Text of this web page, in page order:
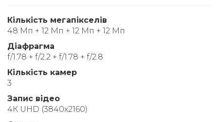
Кількість мегапікселів
48 Мп + 12 Мп + 12 Мп + 12 Мп
Діафрагма
f/1.78 + f/2.2 + f/1.78 + f/2.8
Кількість камер
3
Запис відео
4К UHD (3840x2160)